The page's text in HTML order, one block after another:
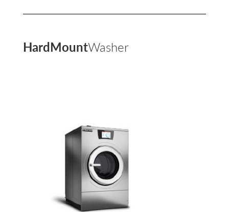
HardMountWasher